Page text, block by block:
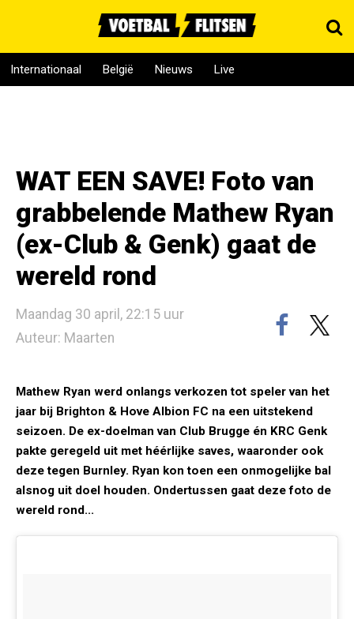
Internationaal België Nieuws Live
WAT EEN SAVE! Foto van
grabbelende Mathew Ryan
(ex-Club & Genk) gaat de
wereld rond
Maandag 30 april, 22:15 uur
Auteur: Maarten
Mathew Ryan werd onlangs verkozen tot speler van het
jaar bij Brighton & Hove Albion FC na een uitstekend
seizoen. De ex-doelman van Club Brugge én KRC Genk
pakte geregeld uit met héérlijke saves, waaronder ook
deze tegen Burnley. Ryan kon toen een onmogelijke bal
alsnog uit doel houden. Ondertussen gaat deze foto de
wereld rond...